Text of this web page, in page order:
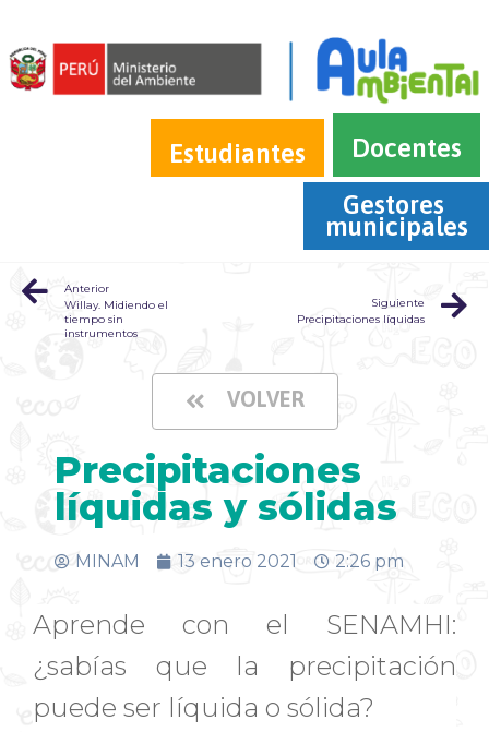
Estudiantes
Docentes
Gestores
municipales
Anterior
Willay. Midiendo el
tiempo sin
instrumentos
Siguiente
Precipitaciones líquidas
VOLVER
Precipitaciones
líquidas y sólidas
MINAM 13 enero 2021 2:26 pm
Aprende con el SENAMHI:
¿sabías que la precipitación
puede ser líquida o sólida?